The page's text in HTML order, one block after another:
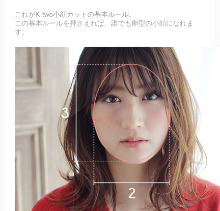
これがK-two小顔カットの基本ルール。
この基本ルールを押さえれば、誰でも卵型の小顔になれま
す。